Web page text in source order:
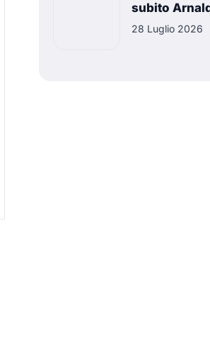
subito
28 Luglio 2026